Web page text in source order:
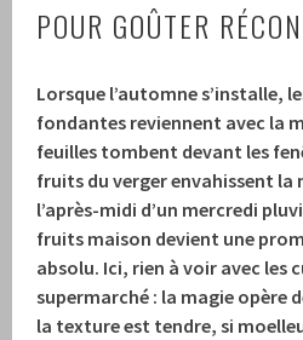
POUR GOÛTER
Lorsque l’automne s’installe,
fondantes reviennent avec la
feuilles tombent devant les
fruits du verger envahissent
l’après-midi d’un mercredi
fruits maison devient une
absolu. Ici, rien à voir avec les
supermarché : la magie opère
la texture est tendre, si